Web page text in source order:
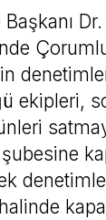
ekipleri,